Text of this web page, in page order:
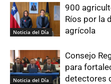
Noticia del Día
900
Ríos por la
agrícola
Noticia del Día
Consejo
para
detectores